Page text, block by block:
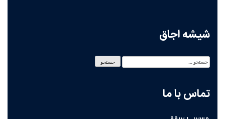
شیشه اجاق
تماس با ما